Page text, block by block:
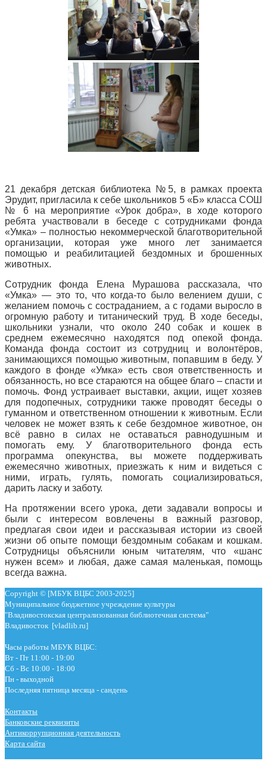
21 декабря детская библиотека №5, в рамках проекта
Эрудит, пригласила к себе школьников 5 «Б» класса СОШ
№ 6 на мероприятие «Урок добра», в ходе которого
ребята участвовали в беседе с сотрудниками фонда
«Умка» – полностью некоммерческой благотворительной
организации, которая уже много лет занимается
помощью и реабилитацией бездомных и брошенных
животных.
Сотрудник фонда Елена Мурашова рассказала, что
«Умка» — это то, что когда-то было велением души, с
желанием помочь с состраданием, а с годами выросло в
огромную работу и титанический труд. В ходе беседы,
школьники узнали, что около 240 собак и кошек в
среднем ежемесячно находятся под опекой фонда.
Команда фонда состоит из сотрудниц и волонтёров,
занимающихся помощью животным, попавшим в беду. У
каждого в фонде «Умка» есть своя ответственность и
обязанность, но все стараются на общее благо – спасти и
помочь. Фонд устраивает выставки, акции, ищет хозяев
для подопечных, сотрудники также проводят беседы о
гуманном и ответственном отношении к животным. Если
человек не может взять к себе бездомное животное, он
всё равно в силах не оставаться равнодушным и
помогать ему. У благотворительного фонда есть
программа опекунства, вы можете поддерживать
ежемесячно животных, приезжать к ним и видеться с
ними, играть, гулять, помогать социализироваться,
дарить ласку и заботу.
На протяжении всего урока, дети задавали вопросы и
были с интересом вовлечены в важный разговор,
предлагая свои идеи и рассказывая истории из своей
жизни об опыте помощи бездомным собакам и кошкам.
Сотрудницы объяснили юным читателям, что «шанс
нужен всем» и любая, даже самая маленькая, помощь
всегда важна.
Copyright © [МБУК ВЦБС 2003-2025]
Муниципальное бюджетное учреждение культуры
"Владивостокская централизованная библиотечная система"
Владивосток [vladlib.ru]
Часы работы МБУК ВЦБС:
Вт - Пт 11:00 - 19:00
Сб - Вс 10:00 - 18:00
Пн - выходной
Последняя пятница месяца - сандень
Контакты
Банковские реквизиты
Антикоррупционная деятельность
Карта сайта